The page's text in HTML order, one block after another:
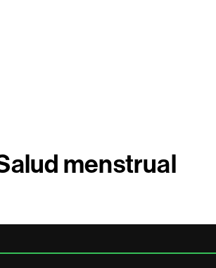
menstrual